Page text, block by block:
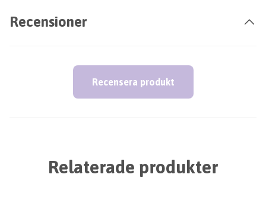
Recensioner
Recensera produkt
Relaterade produkter